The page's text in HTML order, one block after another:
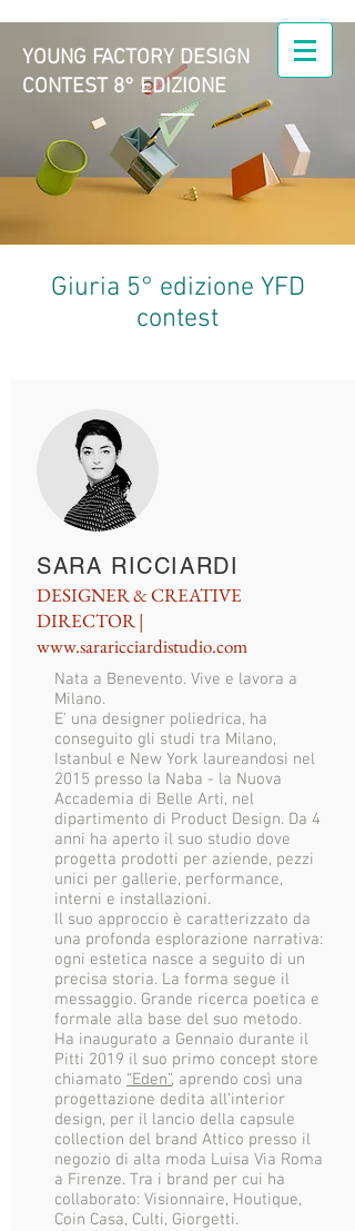
Young Factory Design |
il Design nell'azienda
YOUNG FACTORY DESIGN
CONTEST 8° EDIZIONE
Giuria 5° edizione YFD
contest
SARA RICCIARDI
DESIGNER & CREATIVE
DIRECTOR |
www.sararicciardistudio.com
Nata a Benevento. Vive e lavora a
Milano.
E' una designer poliedrica, ha
conseguito gli studi tra Milano,
Istanbul e New York laureandosi nel
2015 presso la Naba - la Nuova
Accademia di Belle Arti, nel
dipartimento di Product Design. Da 4
anni ha aperto il suo studio dove
progetta prodotti per aziende, pezzi
unici per gallerie, performance,
interni e installazioni.
Il suo approccio è caratterizzato da
una profonda esplorazione narrativa:
ogni estetica nasce a seguito di un
precisa storia. La forma segue il
messaggio. Grande ricerca poetica e
formale alla base del suo metodo.
Ha inaugurato a Gennaio durante il
Pitti 2019 il suo primo concept store
chiamato “Eden”, aprendo così una
progettazione dedita all’interior
design, per il lancio della capsule
collection del brand Attico presso il
negozio di alta moda Luisa Via Roma
a Firenze. Tra i brand per cui ha
collaborato: Visionnaire, Houtique,
Coin Casa, Culti, Giorgetti.